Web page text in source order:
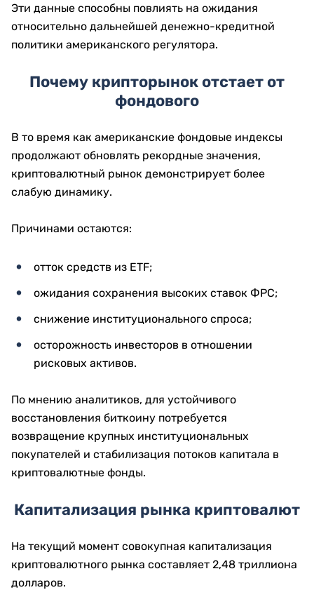
Эти данные способны повлиять на ожидания
относительно дальнейшей денежно-кредитной
политики американского регулятора.
Почему крипторынок отстает от
фондового
В то время как американские фондовые индексы
продолжают обновлять рекордные значения,
криптовалютный рынок демонстрирует более
слабую динамику.
Причинами остаются:
отток средств из ETF;
ожидания сохранения высоких ставок ФРС;
снижение институционального спроса;
осторожность инвесторов в отношении
рисковых активов.
По мнению аналитиков, для устойчивого
восстановления биткоину потребуется
возвращение крупных институциональных
покупателей и стабилизация потоков капитала в
криптовалютные фонды.
Капитализация рынка криптовалют
На текущий момент совокупная капитализация
криптовалютного рынка составляет 2,48 триллиона
долларов.